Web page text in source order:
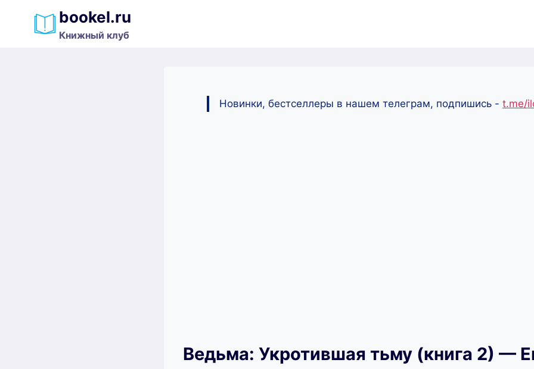
содержимому
bookel.ru
Книжный клуб
Новинки, бестселлеры в нашем телеграм, подпишись - t.me/
Ведьма: Укротившая тьму (книга 2) —